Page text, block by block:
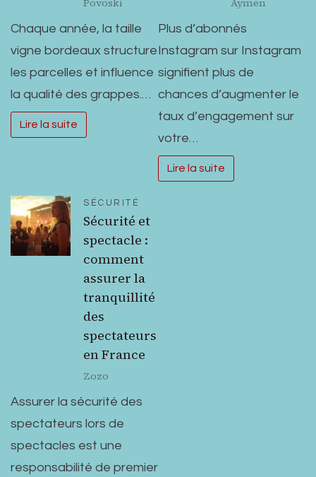
Chaque année, la taille
vigne bordeaux structure
les parcelles et influence
la qualité des grappes.…
Lire la suite
Plus d’abonnés
Instagram sur Instagram
signifient plus de
chances d’augmenter le
taux d’engagement sur
votre…
Lire la suite
SÉCURITÉ
Sécurité et
spectacle :
comment
assurer la
tranquillité
des
spectateurs
en France
Zozo
Assurer la sécurité des
spectateurs lors de
spectacles est une
responsabilité de premier